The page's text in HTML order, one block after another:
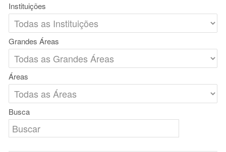
Instituições
Grandes Áreas
Áreas
Busca